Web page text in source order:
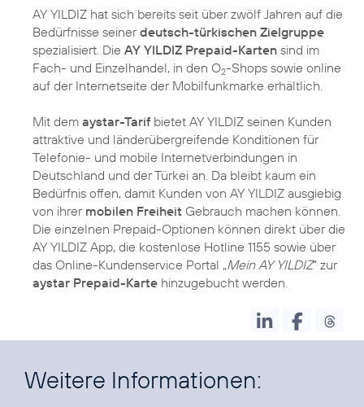
AY YILDIZ hat sich bereits seit über zwölf Jahren auf die
Bedürfnisse seinerdeutsch-türkischen Zielgruppe
spezialisiert. Die AY YILDIZ Prepaid-Karten sind im
Fach- und Einzelhandel, in den O2-Shops sowie online
auf der Internetseite der Mobilfunkmarke erhältlich.
Mit dem aystar-Tarif bietet AY YILDIZ seinen Kunden
attraktive und länderübergreifende Konditionen für
Telefonie- und mobile Internetverbindungen in
Deutschland und der Türkei an. Da bleibt kaum ein
Bedürfnis offen, damit Kunden von AY YILDIZ ausgiebig
von ihrer mobilen Freiheit Gebrauch machen können.
Die einzelnen Prepaid-Optionen können direkt über die
AY YILDIZ App, die kostenlose Hotline 1155 sowie über
das Online-Kundenservice Portal „Mein AY YILDIZ“ zur
aystar Prepaid-Karte hinzugebucht werden.
Weitere Informationen: